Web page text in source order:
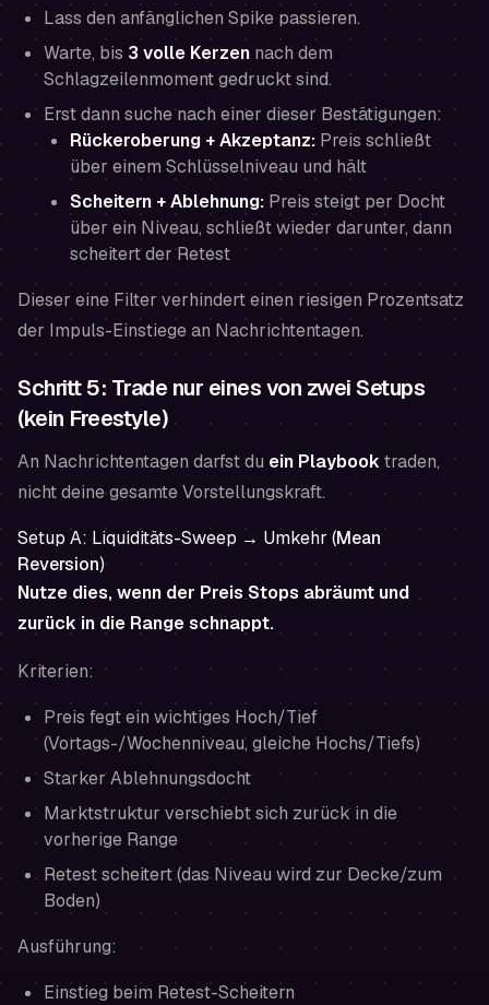
Lass den anfänglichen Spike passieren.
Warte, bis 3 volle Kerzen nach dem
Schlagzeilenmoment gedruckt sind.
Erst dann suche nach einer dieser Bestätigungen:
Rückeroberung + Akzeptanz:Preis schließt
über einem Schlüsselniveau und hält
Scheitern + Ablehnung: Preis steigt per Docht
über ein Niveau, schließt wieder darunter, dann
scheitert der Retest
Dieser eine Filter verhindert einen riesigen Prozentsatz
der Impuls-Einstiege an Nachrichtentagen.
Schritt 5: Trade nur eines von zwei Setups
(kein Freestyle)
An Nachrichtentagen darfst du ein Playbook traden,
nicht deine gesamte Vorstellungskraft.
Setup A: Liquiditäts-Sweep → Umkehr (Mean
Reversion)
Nutze dies, wenn der Preis Stops abräumt und
zurück in die Range schnappt.
Kriterien:
Preis fegt ein wichtiges Hoch/Tief
(Vortags-/Wochenniveau, gleiche Hochs/Tiefs)
Starker Ablehnungsdocht
Marktstruktur verschiebt sich zurück in die
vorherige Range
Retest scheitert (das Niveau wird zur Decke/zum
Boden)
Ausführung:
Einstieg beim Retest-Scheitern